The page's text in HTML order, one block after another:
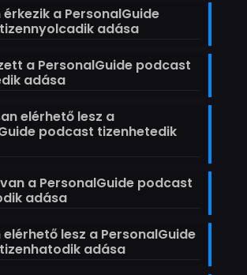
érkezik a PersonalGuide
adása
a PersonalGuide podcast
adása
elérhető lesz a
podcast tizenhetedik
a PersonalGuide podcast
adása
elérhető lesz a PersonalGuide
adása